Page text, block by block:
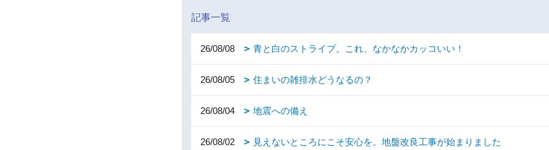
記事一覧
26/08/08 青と白のストライプ。これ、なかなかカッコいい！
26/08/05 住まいの雑排水どうなるの？
26/08/04 地震への備え
26/08/02 見えないところにこそ安心を。地盤改良工事が始まりました